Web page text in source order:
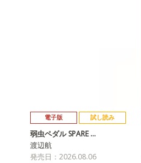
電子版 試し読み
弱虫ペダル SPARE …
渡辺航
発売日：2026.08.06